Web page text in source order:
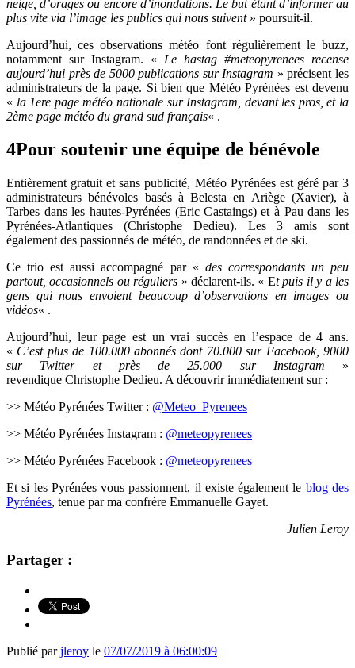
neige, d’orages ou encore d’inondations. Le but étant d’informer au
plus vite via l’image les publics qui nous suivent» poursuit-il.
Aujourd’hui, ces observations météo font régulièrement le buzz,
notamment sur Instagram. « Le hastag #meteopyrenees recense
aujourd’hui près de 5000 publications sur Instagram » précisent les
administrateurs de la page. Si bien que Météo Pyrénées est devenu
« la 1ere page météo nationale sur Instagram, devant les pros, et la
2ème page météo du grand sud français« .
4Pour soutenir une équipe de bénévole
Entièrement gratuit et sans publicité, Météo Pyrénées est géré par 3
administrateurs bénévoles basés à Belesta en Ariège (Xavier), à
Tarbes dans les hautes-Pyrénées (Eric Castaings) et à Pau dans les
Pyrénées-Atlantiques (Christophe Dedieu). Les 3 amis sont
également des passionnés de météo, de randonnées et de ski.
Ce trio est aussi accompagné par « des correspondants un peu
partout, occasionnels ou réguliers » déclarent-ils. « Et puis il y a les
gens qui nous envoient beaucoup d’observations en images ou
vidéos« .
Aujourd’hui, leur page est un vrai succès en l’espace de 4 ans.
« C’est plus de 100.000 abonnés dont 70.000 sur Facebook, 9000
sur Twitter et près de 25.000 sur Instagram »
revendique Christophe Dedieu. A découvrir immédiatement sur :
>> Météo Pyrénées Twitter : @Meteo_Pyrenees
>> Météo Pyrénées Instagram : @meteopyrenees
>> Météo Pyrénées Facebook : @meteopyrenees
Et si les Pyrénées vous passionnent, il existe également le blog des
Pyrénées, tenue par ma confrère Emmanuelle Gayet.
Julien Leroy
Partager :
Publié parjleroy le 07/07/2019 à 06:00:09